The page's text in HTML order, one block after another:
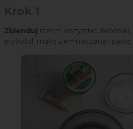
Zblenduj razem wszystkie
erytrytol, mąkę ziemniaczaną i pastę